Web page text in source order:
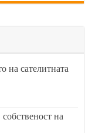
на сателитната
на